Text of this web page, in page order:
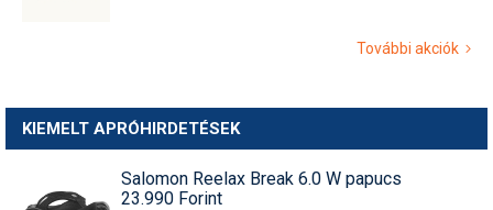
További akciók
KIEMELT APRÓHIRDETÉSEK
Salomon Reelax Break 6.0 W papucs
23.990 Forint